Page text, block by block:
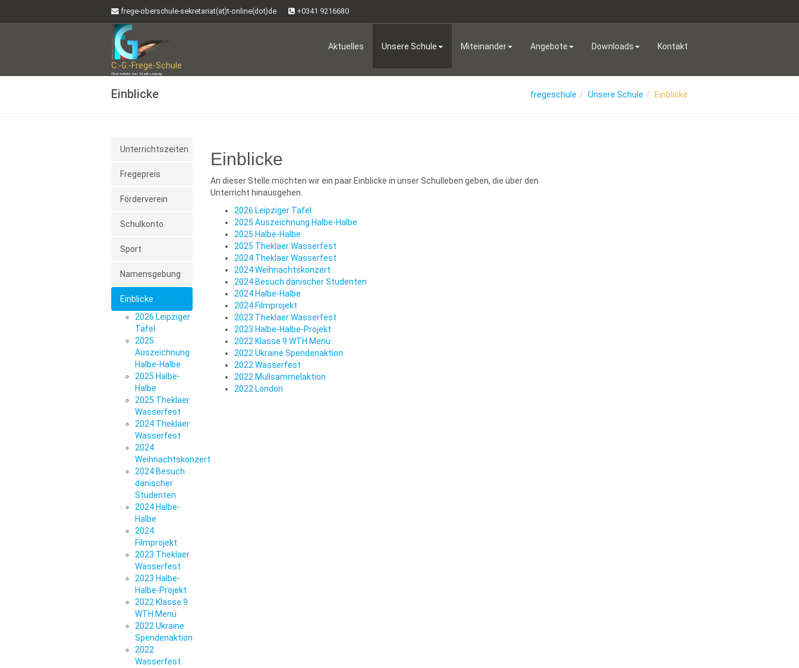
frege-oberschule-sekretariat(at)t-online(dot)de +0341 9216680
C.-G.-Frege-Schule
Oberschule der Stadt Leipzig
Aktuelles Unsere Schule Miteinander Angebote Downloads Kontakt
Einblicke fregeschule Unsere Schule Einblicke
Unterrichtszeiten
Fregepreis
Förderverein
Schulkonto
Sport
Namensgebung
Einblicke
2026 Leipziger
Tafel
2025
Auszeichnung
Halbe-Halbe
2025 Halbe-
Halbe
2025 Theklaer
Wasserfest
2024 Theklaer
Wasserfest
2024
Weihnachtskonzert
2024 Besuch
dänischer
Studenten
2024 Halbe-
Halbe
2024
Filmprojekt
2023 Theklaer
Wasserfest
2023 Halbe-
Halbe-Projekt
2022 Klasse 9
WTH Menü
2022 Ukraine
Spendenaktion
2022
Wasserfest
Einblicke
An dieser Stelle möchten wir ein paar Einblicke in unser Schulleben geben, die über den
Unterricht hinausgehen.
2026 Leipziger Tafel
2025 Auszeichnung Halbe-Halbe
2025 Halbe-Halbe
2025 Theklaer Wasserfest
2024 Theklaer Wasserfest
2024 Weihnachtskonzert
2024 Besuch dänischer Studenten
2024 Halbe-Halbe
2024 Filmprojekt
2023 Theklaer Wasserfest
2023 Halbe-Halbe-Projekt
2022 Klasse 9 WTH Menü
2022 Ukraine Spendenaktion
2022 Wasserfest
2022 Müllsammelaktion
2022 London